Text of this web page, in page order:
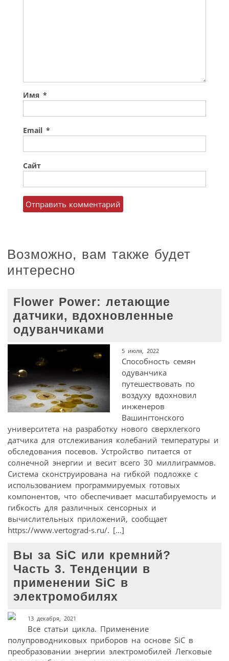
Имя *
Email *
Сайт
Возможно, вам также будет
интересно
Flower Power: летающие
датчики, вдохновленные
одуванчиками
5 июля, 2022
Способность семян
одуванчика
путешествовать по
воздуху вдохновил
инженеров
Вашингтонского
университета на разработку нового сверхлегкого
датчика для отслеживания колебаний температуры и
обследования посевов. Устройство питается от
солнечной энергии и весит всего 30 миллиграммов.
Система сконструирована на гибкой подложке с
использованием программируемых готовых
компонентов, что обеспечивает масштабируемость и
гибкость для различных сенсорных и
вычислительных приложений, сообщает
https://www.vertograd-s.ru/. […]
Вы за SiC или кремний?
Часть 3. Тенденции в
применении SiC в
электромобилях
13 декабря, 2021
Все статьи цикла. Применение
полупроводниковых приборов на основе SiC в
преобразовании энергии электромобилей Легковые